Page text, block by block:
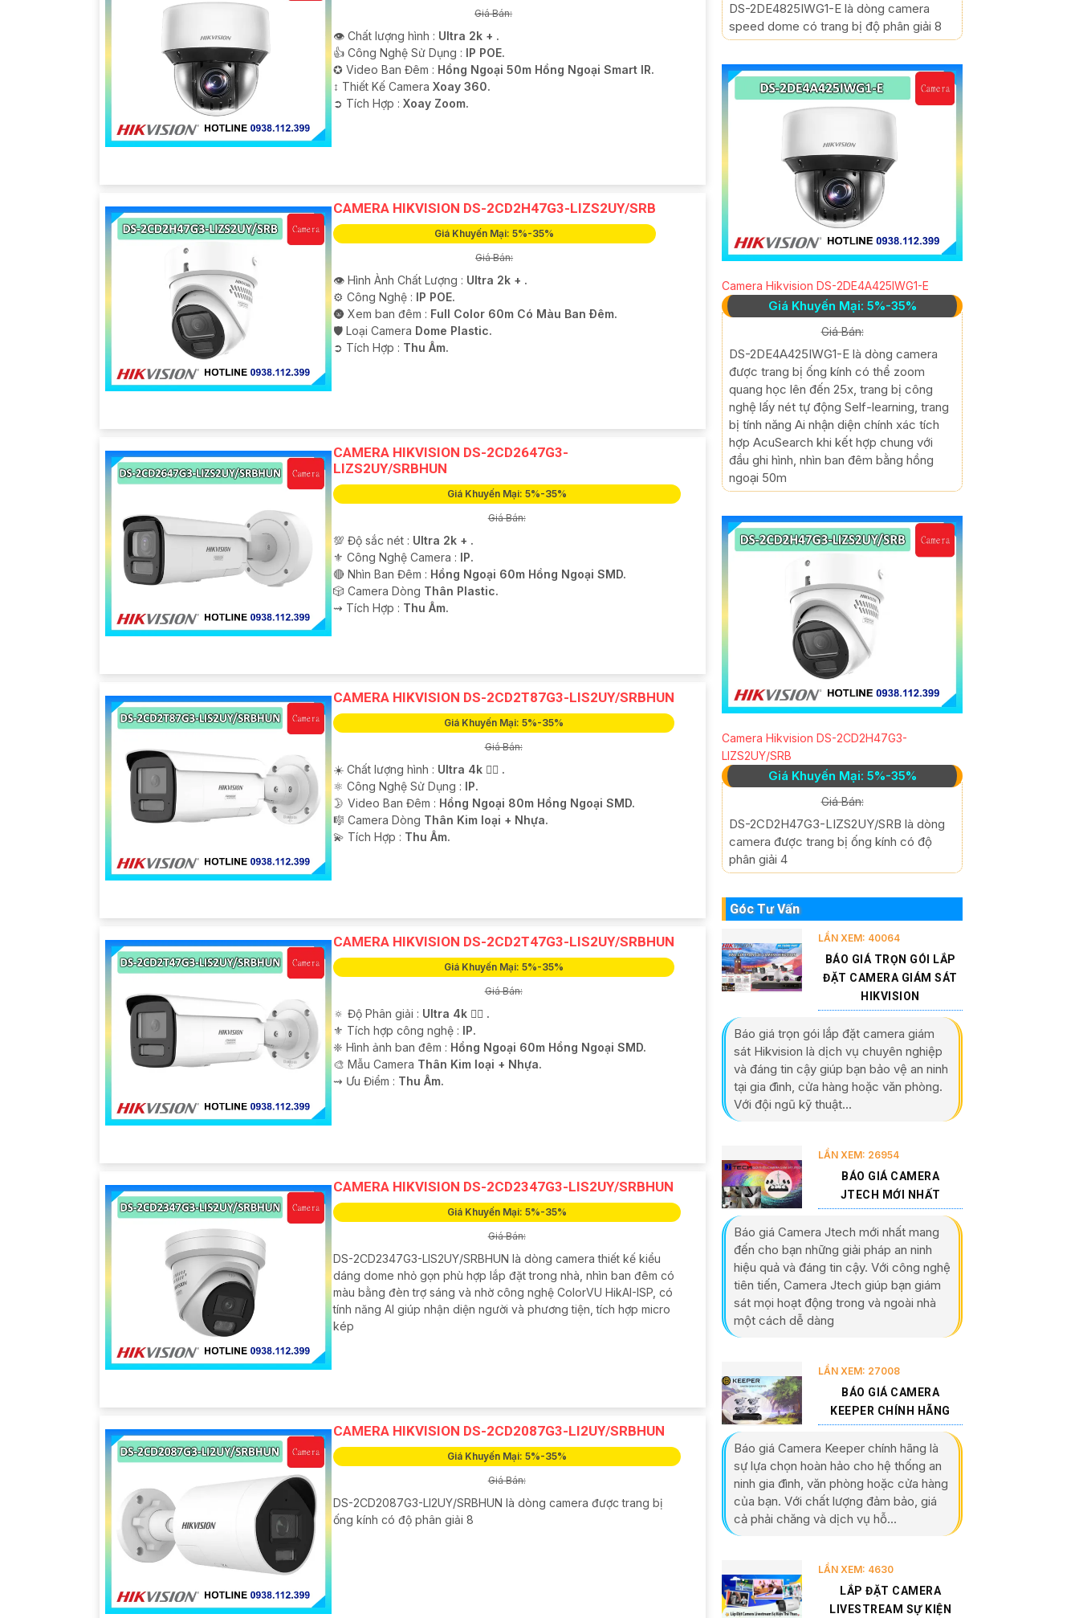
Giá Bán:
👁 Chất lượng hình : Ultra 2k + .
👍 Công Nghệ Sử Dụng : IP POE.
✪ Video Ban Đêm : Hồng Ngoại 50m Hồng Ngoại Smart IR.
↕️ Thiết Kế Camera Xoay 360.
️➲ Tích Hợp : Xoay Zoom.
CAMERA HIKVISION DS-2CD2H47G3-LIZS2UY/SRB
Giá Khuyến Mại: 5%-35%
Giá Bán:
👁 Hình Ành Chất Lượng : Ultra 2k + .
⚙ Công Nghệ : IP POE.
🌚 Xem ban đêm : Full Color 60m Có Màu Ban Ðêm.
🛡 Loại Camera Dome Plastic.
️➲ Tích Hợp : Thu Âm.
CAMERA HIKVISION DS-2CD2647G3-
LIZS2UY/SRBHUN
Giá Khuyến Mại: 5%-35%
Giá Bán:
💯 Độ sắc nét : Ultra 2k + .
⚜️ Công Nghệ Camera : IP.
🔴 Nhìn Ban Đêm : Hồng Ngoại 60m Hồng Ngoại SMD.
🎲 Camera Dòng Thân Plastic.
️⇝ Tích Hợp : Thu Âm.
CAMERA HIKVISION DS-2CD2T87G3-LIS2UY/SRBHUN
Giá Khuyến Mại: 5%-35%
Giá Bán:
☀️ Chất lượng hình : Ultra 4k 👍🏾 .
⚛️ Công Nghệ Sử Dụng : IP.
🌛 Video Ban Đêm : Hồng Ngoại 80m Hồng Ngoại SMD.
🎼️ Camera Dòng Thân Kim loại + Nhựa.
️💫 Tích Hợp : Thu Âm.
CAMERA HIKVISION DS-2CD2T47G3-LIS2UY/SRBHUN
Giá Khuyến Mại: 5%-35%
Giá Bán:
🔅 Độ Phân giải : Ultra 4k 👍🏾 .
⚜️ Tích hợp công nghệ : IP.
❈ Hình ảnh ban đêm : Hồng Ngoại 60m Hồng Ngoại SMD.
🎨 Mẫu Camera Thân Kim loại + Nhựa.
️⇝ Ưu Điểm : Thu Âm.
CAMERA HIKVISION DS-2CD2347G3-LIS2UY/SRBHUN
Giá Khuyến Mại: 5%-35%
Giá Bán:
DS-2CD2347G3-LIS2UY/SRBHUN là dòng camera thiết kế kiểu
dáng dome nhỏ gọn phù hợp lắp đặt trong nhà, nhìn ban đêm có
màu bằng đèn trợ sáng và nhờ công nghệ ColorVU HikAI-ISP, có
tính năng AI giúp nhận diện người và phương tiện, tích hợp micro
kép
CAMERA HIKVISION DS-2CD2087G3-LI2UY/SRBHUN
Giá Khuyến Mại: 5%-35%
Giá Bán:
DS-2CD2087G3-LI2UY/SRBHUN là dòng camera được trang bị
ống kính có độ phân giải 8
DS-2DE4825IWG1-E là dòng camera
speed dome có trang bị độ phân giải 8
Camera Hikvision DS-2DE4A425IWG1-E
Giá Khuyến Mại: 5%-35%
Giá Bán:
DS-2DE4A425IWG1-E là dòng camera
được trang bị ống kính có thể zoom
quang học lên đến 25x, trang bị công
nghệ lấy nét tự động Self-learning, trang
bị tính năng Ai nhận diện chính xác tích
hợp AcuSearch khi kết hợp chung với
đầu ghi hình, nhìn ban đêm bằng hồng
ngoại 50m
Camera Hikvision DS-2CD2H47G3-
LIZS2UY/SRB
Giá Khuyến Mại: 5%-35%
Giá Bán:
DS-2CD2H47G3-LIZS2UY/SRB là dòng
camera được trang bị ống kính có độ
phân giải 4
Góc Tư Vấn
LẦN XEM: 40064
BÁO GIÁ TRỌN GÓI LẮP
ĐẶT CAMERA GIÁM SÁT
HIKVISION
Báo giá trọn gói lắp đặt camera giám
sát Hikvision là dịch vụ chuyên nghiệp
và đáng tin cậy giúp bạn bảo vệ an ninh
tại gia đình, cửa hàng hoặc văn phòng.
Với đội ngũ kỹ thuật...
LẦN XEM: 26954
BÁO GIÁ CAMERA
JTECH MỚI NHẤT
Báo giá Camera Jtech mới nhất mang
đến cho bạn những giải pháp an ninh
hiệu quả và đáng tin cậy. Với công nghệ
tiên tiến, Camera Jtech giúp bạn giám
sát mọi hoạt động trong và ngoài nhà
một cách dễ dàng
LẦN XEM: 27008
BÁO GIÁ CAMERA
KEEPER CHÍNH HÃNG
Báo giá Camera Keeper chính hãng là
sự lựa chọn hoàn hảo cho hệ thống an
ninh gia đình, văn phòng hoặc cửa hàng
của bạn. Với chất lượng đảm bảo, giá
cả phải chăng và dịch vụ hỗ...
LẦN XEM: 4630
LẮP ĐẶT CAMERA
LIVESTREAM SỰ KIỆN